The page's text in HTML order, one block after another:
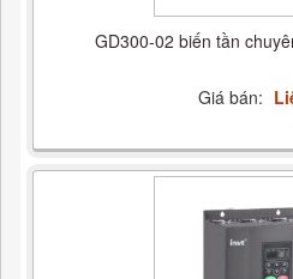
GD300-02 biến tần
Giá bán: